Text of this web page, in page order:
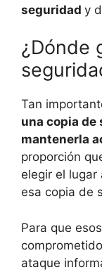
seguridad y
¿Dónde
Tan
una copia de
mantenerla
proporción
elegir el
esa copia de
Para que
ataque